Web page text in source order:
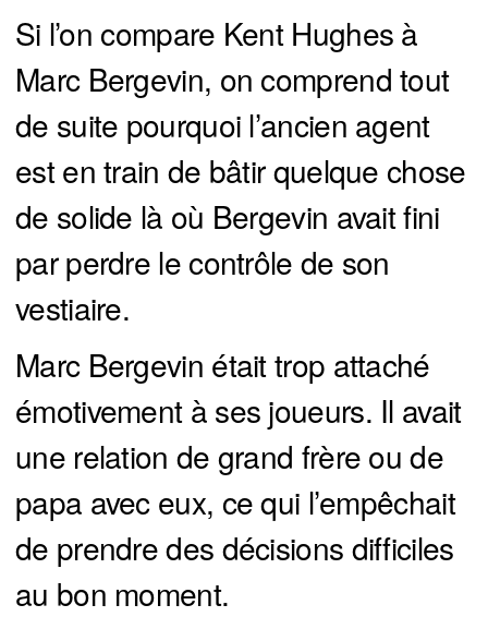
Si l’on compare Kent Hughes à
Marc Bergevin, on comprend tout
de suite pourquoi l’ancien agent
est en train de bâtir quelque chose
de solide là où Bergevin avait fini
par perdre le contrôle de son
vestiaire.
Marc Bergevin était trop attaché
émotivement à ses joueurs. Il avait
une relation de grand frère ou de
papa avec eux, ce qui l’empêchait
de prendre des décisions difficiles
au bon moment.